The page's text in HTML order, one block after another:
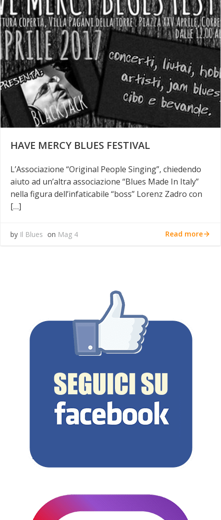
HAVE MERCY BLUES FESTIVAL
L’Associazione “Original People Singing”, chiedendo
aiuto ad un’altra associazione “Blues Made In Italy”
nella figura dell’infaticabile “boss” Lorenz Zadro con
[…]
by Il Blues on Mag 4 Read more